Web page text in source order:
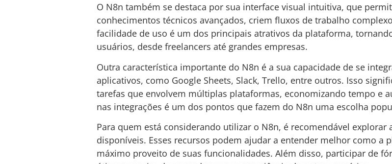
O N8n também se destaca por sua interface visual intuitiva, que
conhecimentos técnicos avançados, criem fluxos de trabalho
facilidade de uso é um dos principais atrativos da plataforma,
usuários, desde freelancers até grandes empresas.
Outra característica importante do N8n é a sua capacidade de se
aplicativos, como Google Sheets, Slack, Trello, entre outros. Isso
tarefas que envolvem múltiplas plataformas, economizando tempo e
nas integrações é um dos pontos que fazem do N8n uma escolha
Para quem está considerando utilizar o N8n, é recomendável
disponíveis. Esses recursos podem ajudar a entender melhor como a
máximo proveito de suas funcionalidades. Além disso, participar de